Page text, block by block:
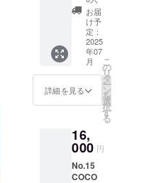
引と
クーポ
ンの併
用はで
きませ
ん。 ・
ンは
COCO
H.Aの加
のみご
利用い
ただけ
ます。
器カ
バーは
店舗に
てデザ
イン決
定 ・サ
ンクス
メール
容は同
じとな
りま
す）
【備
【リ
ターン
詳細】
COCO
H.A 製
作券
片耳/ワ
ンカ
ラー/
ン片耳
付き
(20,000
円相当)
※初回
お届
け予
定：
2025
年07
月
詳細を見る
こ
の
リ
タ
ー
ン
を
選
択
す
る
16,
000 円
No.15
COCO